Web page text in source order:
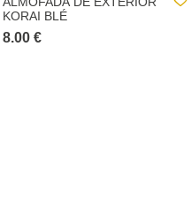
KORAI BLÉ
8.00 €